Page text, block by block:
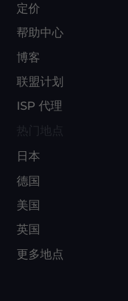
定价
帮助中心
博客
联盟计划
ISP 代理
日本
德国
美国
英国
更多地点